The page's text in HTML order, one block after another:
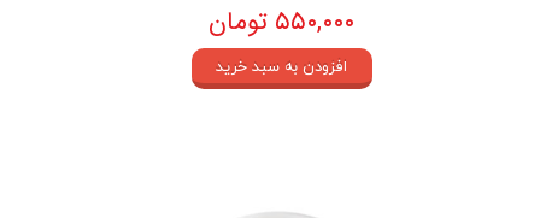
۵۵۰,۰۰۰ تومان
افزودن به سبد خرید